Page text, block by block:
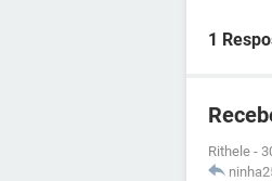
1
Rithele -